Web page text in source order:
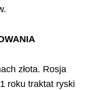
złota. Rosja
roku traktat ryski